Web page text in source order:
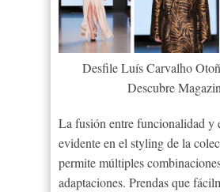
Desfile Luís Carvalho
Descubre
La fusión entre funcionalidad y
evidente en el styling de la
permite múltiples
adaptaciones. Prendas que